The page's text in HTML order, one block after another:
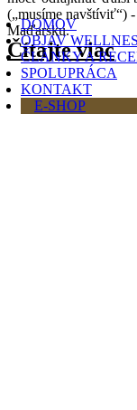
DOMOV
OBJAV
ČLÁNKY A
SPOLUPRÁCA
KONTAKT
E-SHOP
(„musíme navštíviť“)
Maďarsku.
Čítajte viac